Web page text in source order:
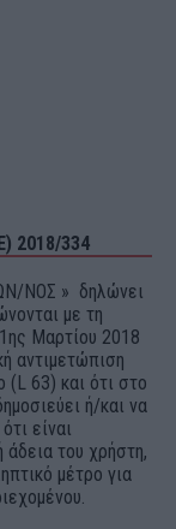
2018/334
ΝΟΣ » δηλώνει
με τη
Μαρτίου 2018
αντιμετώπιση
(L 63) και ότι στο
ή/και να
είναι
του χρήστη,
μέτρο για